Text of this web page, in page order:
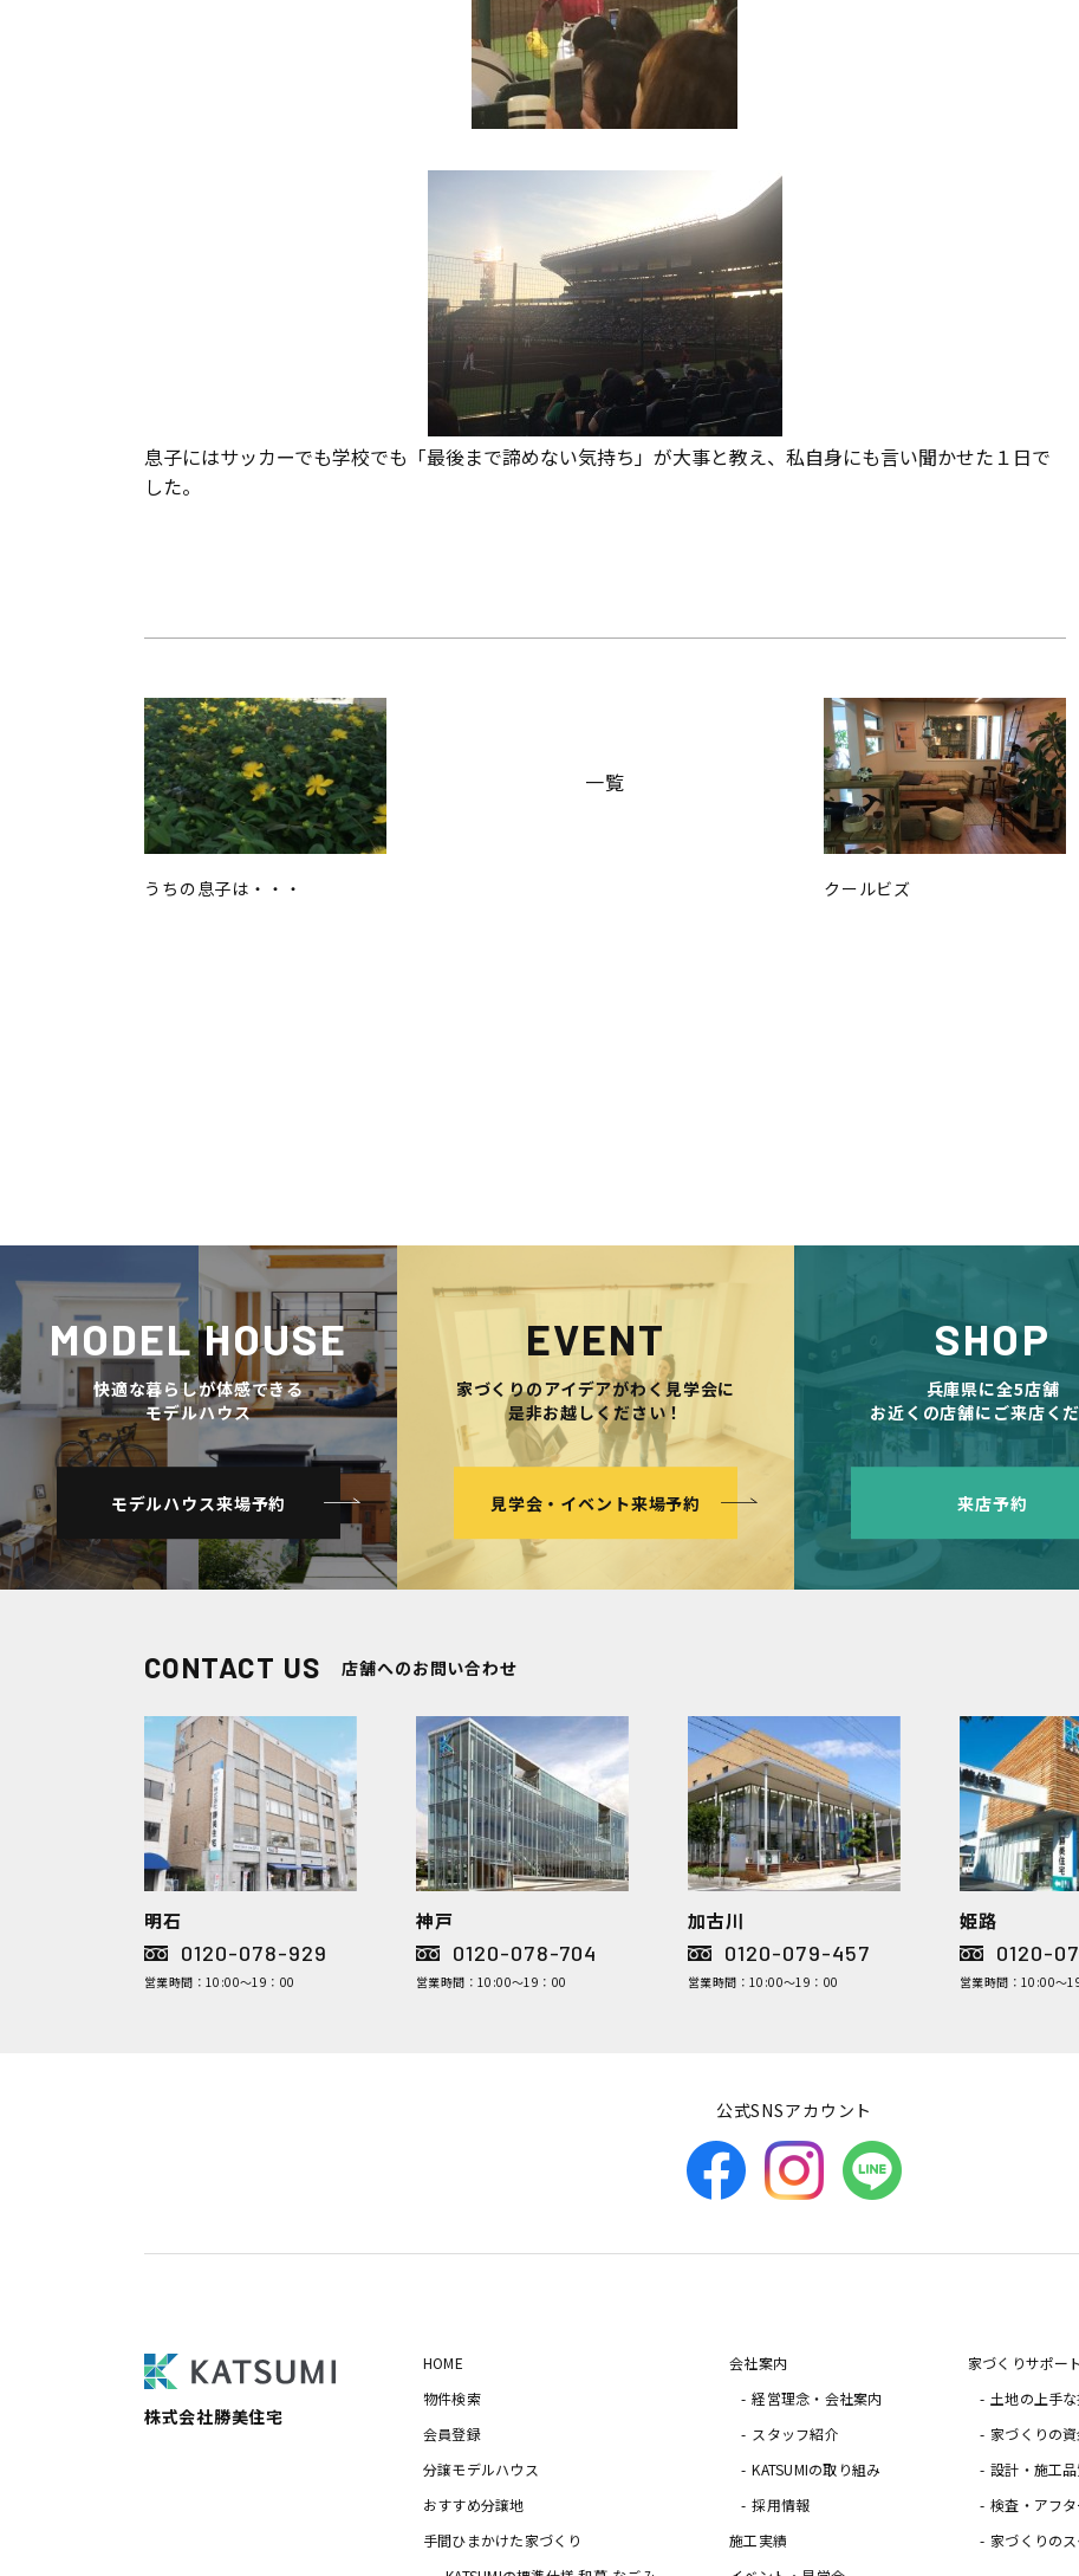
息子にはサッカーでも学校でも「最後まで諦めない気持ち」が大事と教え、私自身にも言い聞かせた１日で
した。
うちの息子は・・・
一覧
クールビズ
MODEL HOUSE
快適な暮らしが体感できる
モデルハウス
モデルハウス来場予約
EVENT
家づくりのアイデアがわく見学会に
是非お越しください！
見学会・イベント来場予約
SHOP
兵庫県に全5店舗
お近くの店舗にご来店く
来店予約
CONTACT US 店舗へのお問い合わせ
明石
0120-078-929
営業時間：10:00～19：00
神戸
0120-078-704
営業時間：10:00～19：00
加古川
0120-079-457
営業時間：10:00～19：00
姫路
0120-
営業時間：10:00～
公式SNSアカウント
株式会社勝美住宅
HOME
物件検索
会員登録
分譲モデルハウス
おすすめ分譲地
手間ひまかけた家づくり
会社案内
経営理念・会社案内
スタッフ紹介
KATSUMIの取り組み
採用情報
施工実績
家づくりサポート
土地の上手
家づくりの
設計・施工
検査・アフ
家づくりの